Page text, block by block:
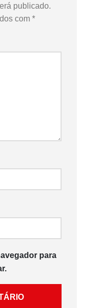
publicado.
com *
para